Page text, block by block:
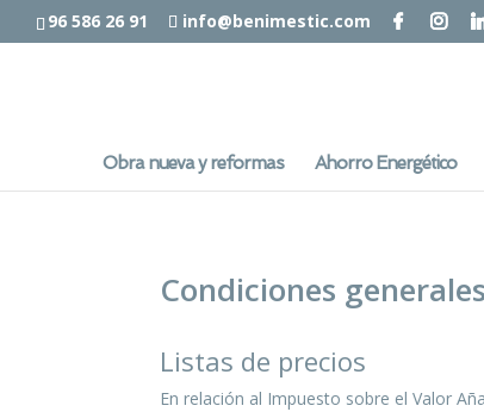
96 586 26 91 info@benimestic.com
Obra nueva y reformas Ahorro Energético
Condiciones
Listas de precios
En relación al Impuesto sobre el Valor